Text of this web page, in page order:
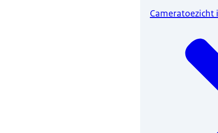
Cameratoezicht